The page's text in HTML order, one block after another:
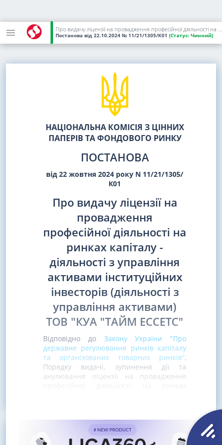
Про видачу ліцензії на провадження професійної діяльності на ринках капіталу - діяльності з управління активами інституційних інвесторів (діяльності з управління активами) ТОВ "КУА "ТАЙМ ЕССЕТС"
Постанова від 22.10.2024 № 11/21/1305/К01 (Статус: Чинний)
НАЦІОНАЛЬНА КОМІСІЯ З ЦІННИХ
ПАПЕРІВ ТА ФОНДОВОГО РИНКУ
ПОСТАНОВА
від 22 жовтня 2024 року N 11/21/1305/
К01
Про видачу ліцензії на
провадження
професійної діяльності на
ринках капіталу -
діяльності з управління
активами інституційних
інвесторів (діяльності з
управління активами)
ТОВ "КУА "ТАЙМ ЕССЕТС"
Відповідно до Закону України "Про
державне регулювання ринків капіталу
та організованих товарних ринків",
Порядку видачі, зупинення дії та
анулювання ліцензії на провадження